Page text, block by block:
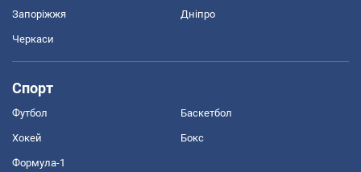
Запоріжжя Дніпро
Черкаси
Спорт
Футбол Баскетбол
Хокей Бокс
Формула-1